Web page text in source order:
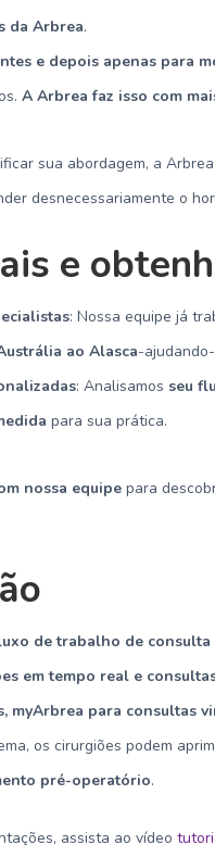
da Arbrea.
e depois apenas para
A Arbrea faz isso com
sua abordagem, a
desnecessariamente o
e
: Nossa equipe já
ao Alasca-
: Analisamos seu
para sua prática.
nossa equipe para
de trabalho de consulta
em tempo real e
myArbrea para consultas
os cirurgiões podem
pré-operatório.
assista ao vídeo